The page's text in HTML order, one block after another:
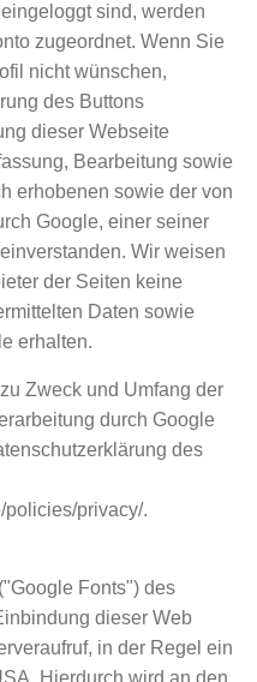
sind, werden
zugeordnet. Wenn Sie
nicht wünschen,
des Buttons
dieser Webseite
Bearbeitung sowie
erhobenen sowie der von
Google, einer seiner
Wir weisen
der Seiten keine
Daten sowie
erhalten.
Zweck und Umfang der
durch Google
des
policies/privacy/.
Fonts") des
dieser Web
in der Regel ein
Hierdurch wird an den